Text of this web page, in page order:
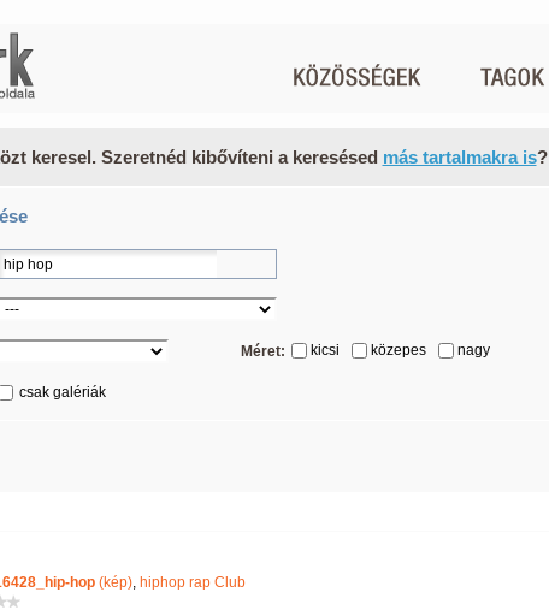
keresel. Szeretnéd kibővíteni a keresésed más tartalmakra is?
Méret: kicsi közepes nagy
csak galériák
hop(kép), hiphop rap Club